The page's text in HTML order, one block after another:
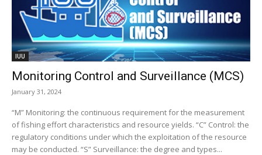
IUU
Monitoring Control and Surveillance (MCS)
January 31, 2024
“M” Monitoring: the continuous requirement for the measurement
of fishing effort characteristics and resource yields. “C” Control: the
regulatory conditions under which the exploitation of the resource
may be conducted. “S” Surveillance: the degree and types...